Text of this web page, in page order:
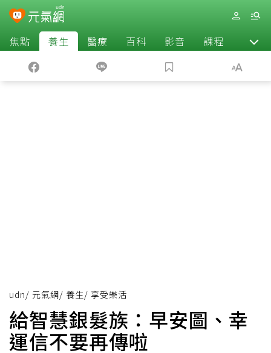
焦點 養生 醫療 百科 影音 課程 退休
udn/ 元氣網/ 養生/ 享受樂活
給智慧銀髮族：早安圖、幸
運信不要再傳啦